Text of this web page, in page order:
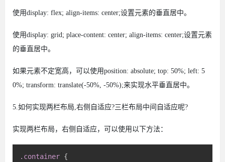
使用display: flex; align-items: center;设置元素的垂直居中。
使用display: grid; place-content: center; align-items: center;设置元素
的垂直居中。
如果元素不定宽高，可以使用position: absolute; top: 50%; left: 5
0%; transform: translate(-50%, -50%);来实现水平垂直居中。
5.如何实现两栏布局,右侧自适应?三栏布局中间自适应呢?
实现两栏布局，右侧自适应，可以使用以下方法：
.container {